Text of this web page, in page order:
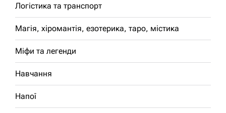
Логістика та транспорт
Магія, хіромантія, езотерика, таро, містика
Міфи та легенди
Навчання
Напої